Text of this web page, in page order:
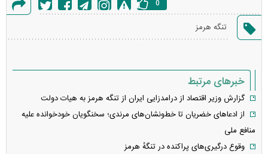
خطا
0
تنگه هرمز
خبرهای مرتبط
گزارش وزیر اقتصاد از درامدزایی ایران از تنگه هرمز به هیات دولت
از ادعا‌های خضریان تا خط‌و‌نشان‌های مرندی؛ سخنگویان خودخوانده علیه
منافع ملی
وقوع درگیری‌های پراکنده در تنگهٔ هرمز